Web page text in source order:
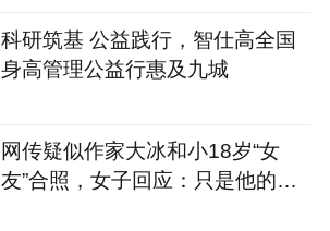
科研筑基 公益践行，智仕高全国
身高管理公益行惠及九城
网传疑似作家大冰和小18岁“女
友”合照，女子回应：只是他的粉